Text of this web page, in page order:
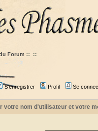
Forum :: ::
S'enregistrer Profil Se
votre nom d'utilisateur et votre